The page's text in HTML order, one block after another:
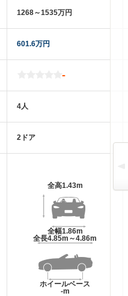
1268～1535万円
601.6万円
-
4人
2ドア
全高1.43m
全幅1.86m
全長4.85m～4.86m
ホイールベース
-m